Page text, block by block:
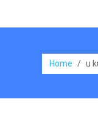
Home / u